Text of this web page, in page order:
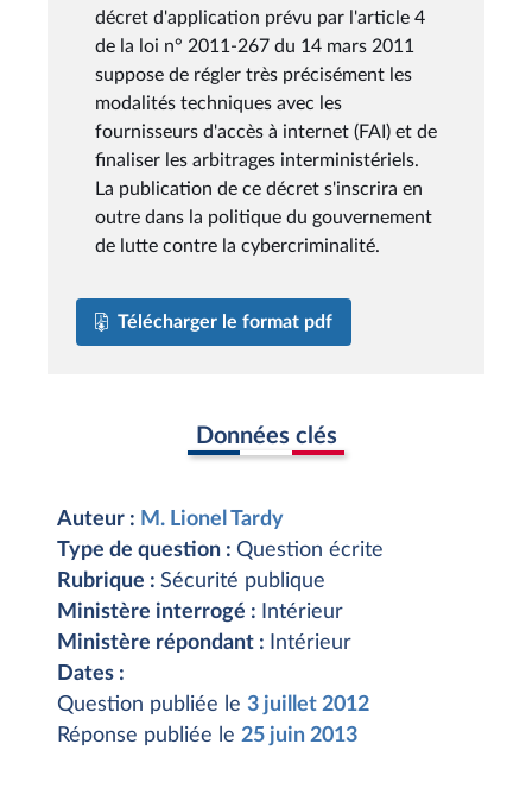
décret d'application prévu par l'article 4
de la loi n° 2011-267 du 14 mars 2011
suppose de régler très précisément les
modalités techniques avec les
fournisseurs d'accès à internet (FAI) et de
finaliser les arbitrages interministériels.
La publication de ce décret s'inscrira en
outre dans la politique du gouvernement
de lutte contre la cybercriminalité.
Télécharger le format pdf
Données clés
Auteur : M. Lionel Tardy
Type de question : Question écrite
Rubrique : Sécurité publique
Ministère interrogé :
Intérieur
Ministère répondant :
Intérieur
Dates :
Question publiée le 3 juillet 2012
Réponse publiée le 25 juin 2013